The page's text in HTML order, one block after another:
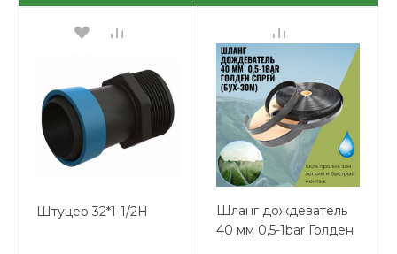
Штуцер 32*1-1/2Н
Шланг дождеватель
40 мм 0,5-1bar Голден